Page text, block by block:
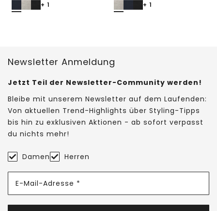
+ 1 + 1
Newsletter Anmeldung
Jetzt Teil der Newsletter-Community werden!
Bleibe mit unserem Newsletter auf dem Laufenden:
Von aktuellen Trend-Highlights über Styling-Tipps
bis hin zu exklusiven Aktionen - ab sofort verpasst
du nichts mehr!
Damen Herren
E-Mail-Adresse *